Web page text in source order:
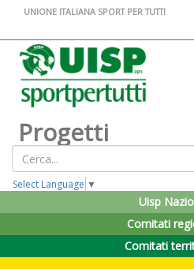
UNIONE ITALIANA SPORT PER TUTTI
Progetti
Select Language ▼
Uisp
Comitati
Comitati